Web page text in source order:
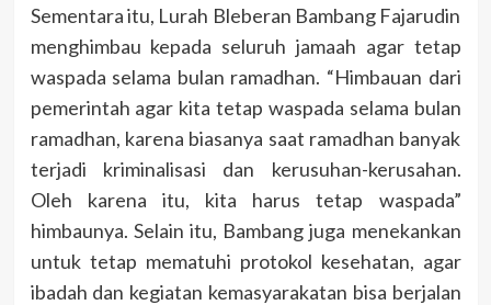
Sementara itu, Lurah Bleberan Bambang Fajarudin
menghimbau kepada seluruh jamaah agar tetap
waspada selama bulan ramadhan. “Himbauan dari
pemerintah agar kita tetap waspada selama bulan
ramadhan, karena biasanya saat ramadhan banyak
terjadi kriminalisasi dan kerusuhan-kerusahan.
Oleh karena itu, kita harus tetap waspada”
himbaunya. Selain itu, Bambang juga menekankan
untuk tetap mematuhi protokol kesehatan, agar
ibadah dan kegiatan kemasyarakatan bisa berjalan